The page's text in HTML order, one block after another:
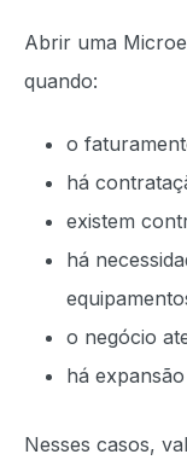
Abrir uma
quando:
o
há
existem
há
o negócio
há
Nesses casos,